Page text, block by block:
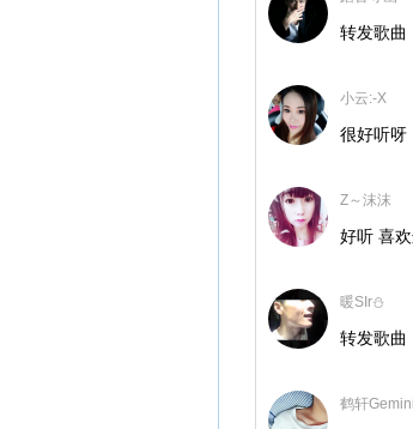
转发歌曲
小云:-X
很好听呀
Z～沫沫
好听 喜
暖SIr⛄️
转发歌曲
鹤轩Gemini